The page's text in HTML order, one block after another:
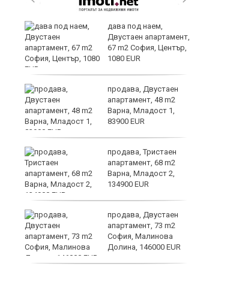
дава под наем,
Двустаен апартамент,
67 m2 София, Център,
1080 EUR
продава, Двустаен
апартамент, 48 m2
Варна, Младост 1,
83900 EUR
продава, Тристаен
апартамент, 68 m2
Варна, Младост 2,
134900 EUR
продава, Двустаен
апартамент, 73 m2
София, Малинова
Долина, 146000 EUR